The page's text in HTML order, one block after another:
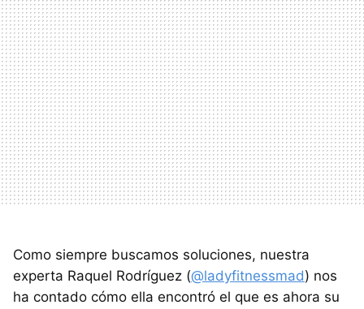
Como siempre buscamos soluciones, nuestra
experta Raquel Rodríguez (@ladyfitnessmad) nos
ha contado cómo ella encontró el que es ahora su